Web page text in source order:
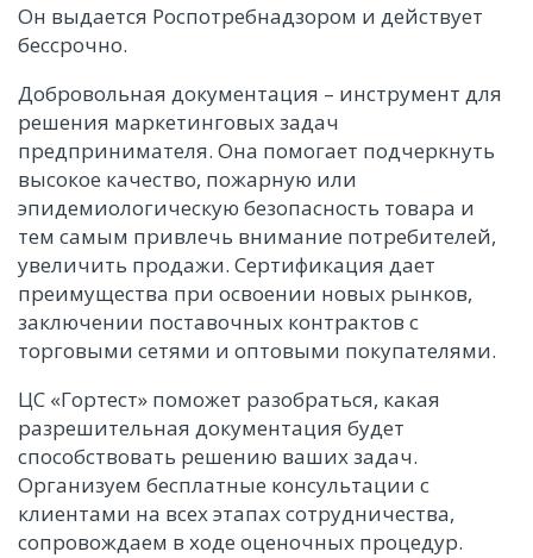
Он выдается Роспотребнадзором и действует
бессрочно.
Добровольная документация – инструмент для
решения маркетинговых задач
предпринимателя. Она помогает подчеркнуть
высокое качество, пожарную или
эпидемиологическую безопасность товара и
тем самым привлечь внимание потребителей,
увеличить продажи. Сертификация дает
преимущества при освоении новых рынков,
заключении поставочных контрактов с
торговыми сетями и оптовыми покупателями.
ЦС «Гортест» поможет разобраться, какая
разрешительная документация будет
способствовать решению ваших задач.
Организуем бесплатные консультации с
клиентами на всех этапах сотрудничества,
сопровождаем в ходе оценочных процедур.